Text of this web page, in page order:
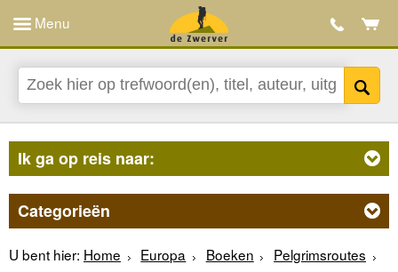
Menu
Ik ga op reis naar:
Categorieën
U bent hier: Home Europa Boeken Pelgrimsroutes